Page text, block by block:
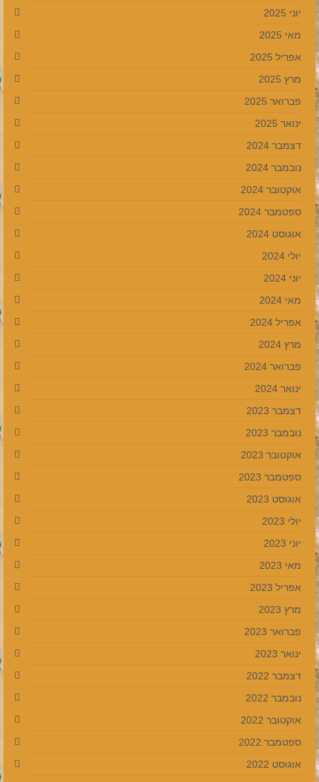
יוני 2025
מאי 2025
אפריל 2025
מרץ 2025
פברואר 2025
ינואר 2025
דצמבר 2024
נובמבר 2024
אוקטובר 2024
ספטמבר 2024
אוגוסט 2024
יולי 2024
יוני 2024
מאי 2024
אפריל 2024
מרץ 2024
פברואר 2024
ינואר 2024
דצמבר 2023
נובמבר 2023
אוקטובר 2023
ספטמבר 2023
אוגוסט 2023
יולי 2023
יוני 2023
מאי 2023
אפריל 2023
מרץ 2023
פברואר 2023
ינואר 2023
דצמבר 2022
נובמבר 2022
אוקטובר 2022
ספטמבר 2022
אוגוסט 2022